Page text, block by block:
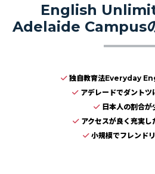
English
Adelaide Campus
独自教育法Everyday
アデレードでダントツ
日本人の割合が
アクセスが良く充実し
小規模でフレンド